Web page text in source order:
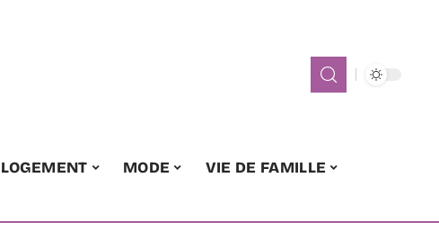
LOGEMENT MODE
VIE DE FAMILLE